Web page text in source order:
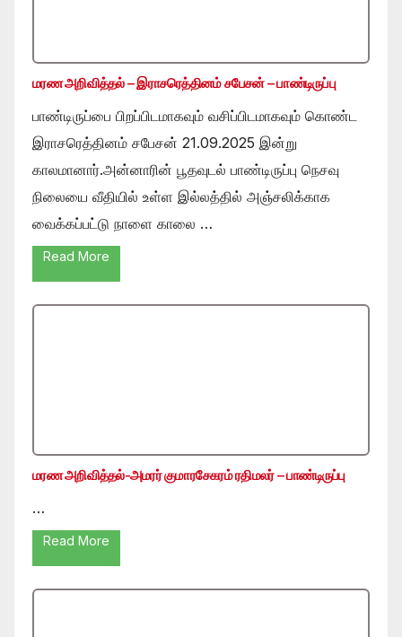
மரண அறிவித்தல் – இராசரெத்தினம் சபேசன் – பாண்டிருப்பு
பாண்டிருப்பை பிறப்பிடமாகவும் வசிப்பிடமாகவும் கொண்ட
இராசரெத்தினம் சபேசன் 21.09.2025 இன்று
காலமானார்.அன்னாரின் பூதவுடல் பாண்டிருப்பு நெசவு
நிலையை வீதியில் உள்ள இல்லத்தில் அஞ்சலிக்காக
வைக்கப்பட்டு நாளை காலை …
Read More
மரண அறிவித்தல்-அமரர் குமாரசேகரம் ரதிமலர் – பாண்டிருப்பு
…
Read More